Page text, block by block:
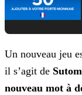
Un nouveau jeu
il s’agit de Sutom
nouveau mot à